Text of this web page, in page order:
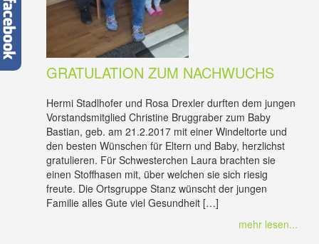
GRATULATION ZUM NACHWUCHS
Hermi Stadlhofer und Rosa Drexler durften dem jungen
Vorstandsmitglied Christine Bruggraber zum Baby
Bastian, geb. am 21.2.2017 mit einer Windeltorte und
den besten Wünschen für Eltern und Baby, herzlichst
gratulieren. Für Schwesterchen Laura brachten sie
einen Stoffhasen mit, über welchen sie sich riesig
freute. Die Ortsgruppe Stanz wünscht der jungen
Familie alles Gute viel Gesundheit […]
mehr lesen...